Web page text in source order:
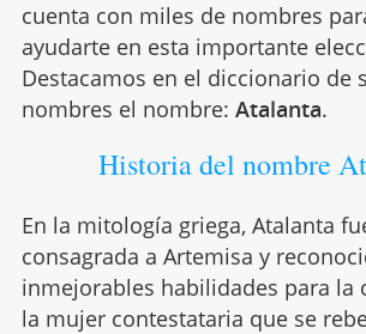
cuenta con miles de nombres
ayudarte en esta importante
Destacamos en el diccionario de
nombres el nombre: Atalanta.
Historia del nombre
En la mitología griega, Atalanta
consagrada a Artemisa y
inmejorables habilidades para la
la mujer contestataria que se